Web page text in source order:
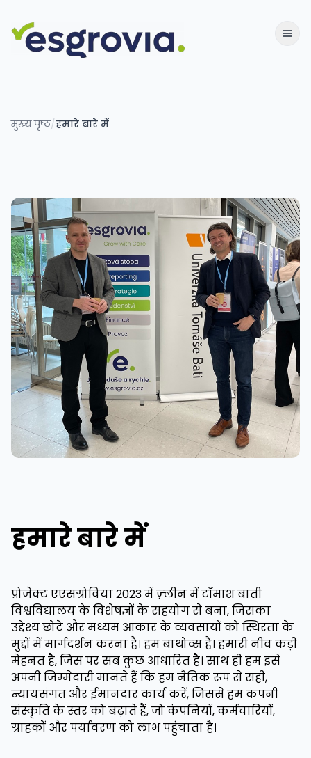
मुख्य पृष्ठ/हमारे बारे में
हमारे बारे में
प्रोजेक्ट एएसग्रोविया 2023 में ज़्लीन में टॉमाश बाती
विश्वविद्यालय के विशेषज्ञों के सहयोग से बना, जिसका
उद्देश्य छोटे और मध्यम आकार के व्यवसायों को स्थिरता के
मुद्दों में मार्गदर्शन करना है। हम बाथोव्स हैं। हमारी नींव कड़ी
मेहनत है, जिस पर सब कुछ आधारित है। साथ ही हम इसे
अपनी जिम्मेदारी मानते हैं कि हम नैतिक रूप से सही,
न्यायसंगत और ईमानदार कार्य करें, जिससे हम कंपनी
संस्कृति के स्तर को बढ़ाते हैं, जो कंपनियों, कर्मचारियों,
ग्राहकों और पर्यावरण को लाभ पहुंचाता है।